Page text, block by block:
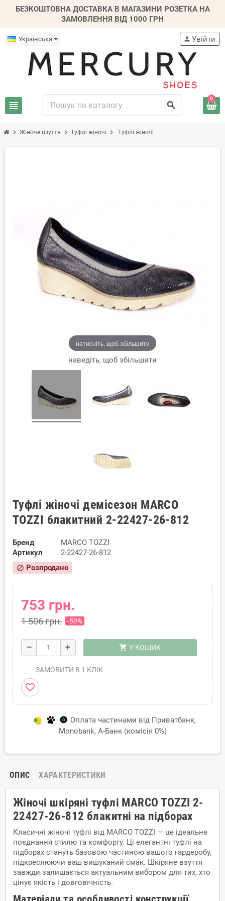
БЕЗКОШТОВНА ДОСТАВКА В МАГАЗИНИ РОЗЕТКА НА
ЗАМОВЛЕННЯ ВІД 1000 ГРН
Українська
view_headline search
person Увійти
0
chevron_right Жіноче взуття chevron_right Туфлі жіночі chevron_right Туфлі жіночі
натисніть, щоб збільшити
наведіть, щоб збільшити
Туфлі жіночі демісезон MARCO
TOZZI блакитний 2-22427-26-812
Бренд
MARCO TOZZI
Артикул
2-22427-26-812
block Розпродано
753 грн.
1 506 грн. -50%
remove add shopping_cart У КОШИК
ЗАМОВИТИ В 1 КЛІК
favorite_border
Оплата частинами від Приватбанк,
Monobank, А-Банк (комісія 0%)
ОПИС ХАРАКТЕРИСТИКИ
Жіночі шкіряні туфлі MARCO TOZZI 2-
22427-26-812 блакитні на підборах
Класичні жіночі туфлі від MARCO TOZZI — це ідеальне
поєднання стилю та комфорту. Ці елегантні туфлі на
підборах стануть базовою частиною вашого гардеробу,
підкреслюючи ваш вишуканий смак. Шкіряне взуття
завжди залишається актуальним вибором для тих, хто
цінує якість і довговічність.